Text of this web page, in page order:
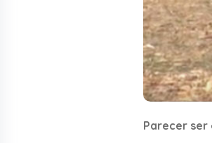
Parecer ser